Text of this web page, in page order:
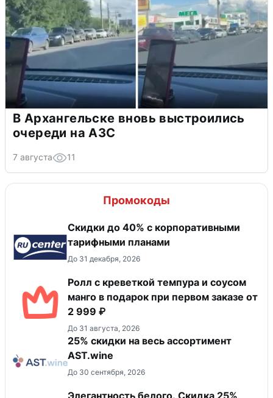
В Архангельске вновь выстроились
очереди на АЗС
7 августа 11
Промокоды
Скидки до 40% с корпоративными
тарифными планами
До 31 декабря, 2026
Ролл с креветкой темпура и соусом
манго в подарок при первом заказе от
2 999 ₽
До 31 августа, 2026
25% скидки на весь ассортимент
AST.wine
До 30 сентября, 2026
Элегантность белого. Скидка 25%